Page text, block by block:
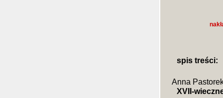
spis treści:
Anna
XVII-